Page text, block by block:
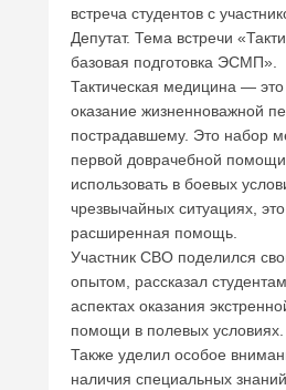
встреча студентов с
Депутат. Тема встречи
базовая подготовка ЭСМП».
Тактическая медицина —
оказание жизненноважной
пострадавшему. Это набор
первой доврачебной
использовать в боевых
чрезвычайных ситуациях,
расширенная помощь.
Участник СВО поделился
опытом, рассказал
аспектах оказания
помощи в полевых условиях.
Также уделил особое
наличия специальных